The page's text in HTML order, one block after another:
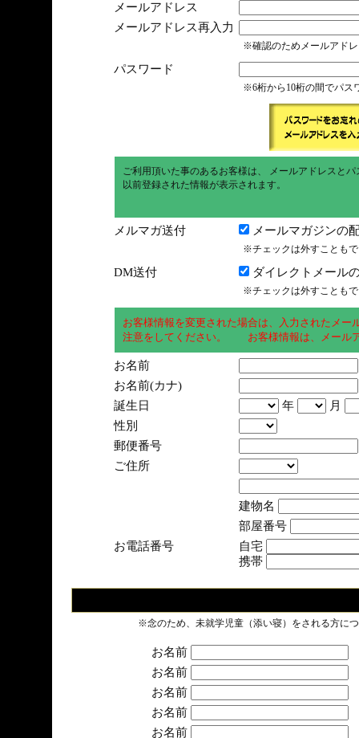
メールアドレス
メールアドレス再入力
※確認のためメールアド
パスワード
※6桁から10桁の間でパス
ご利用頂いた事のあるお客様は、 メールアドレスと
以前登録された情報が表示されます。
メルマガ送付 メールマガジンの
※チェックは外すことも
DM送付 ダイレクトメール
※チェックは外すことも
お客様情報を変更された場合は、入力されたメ
注意をしてください。 お客様情報は、メール
お名前
お名前(カナ)
誕生日
年
月
性別
郵便番号
ご住所
建物名
部屋番号
お電話番号
自宅
携帯
※念のため、未就学児童（添い寝）をされる方に
お名前
お名前
お名前
お名前
お名前